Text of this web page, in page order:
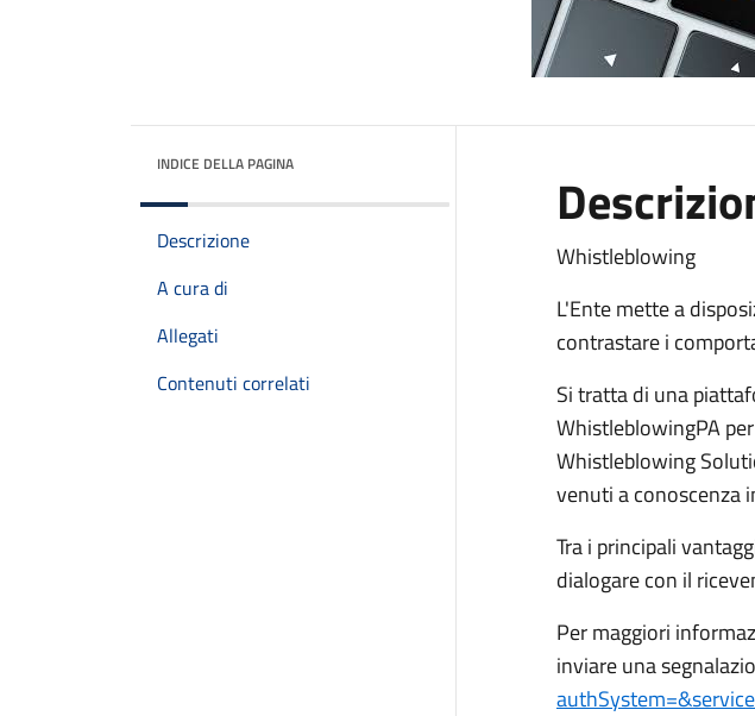
INDICE DELLA PAGINA
Descrizione
A cura di
Allegati
Contenuti correlati
Whistleblowing
L'Ente mette a
contrastare i
Si tratta di una
WhistleblowingPA
Whistleblowing
venuti a conoscenza
Tra i principali
dialogare con il
Per maggiori
inviare una